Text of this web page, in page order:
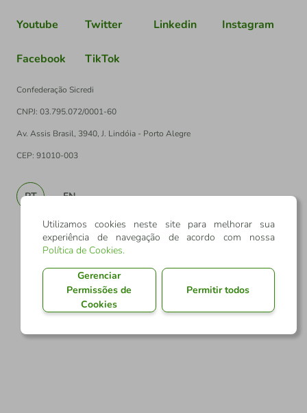
Youtube Twitter Linkedin Instagram
Facebook TikTok
Confederação Sicredi
CNPJ: 03.795.072/0001-60
Av. Assis Brasil, 3940, J. Lindóia - Porto Alegre
CEP: 91010-003
PT EN
Utilizamos cookies neste site para melhorar sua
experiência de navegação de acordo com nossa
Política de Cookies.
Gerenciar
Permissões de
Cookies
Permitir todos